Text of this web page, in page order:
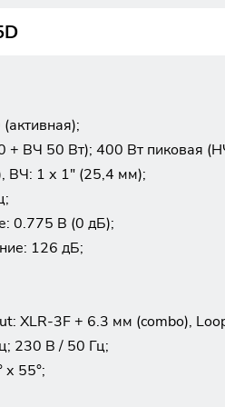
ВЧ 50 Вт); 400 Вт пиковая
ВЧ: 1 х 1" (25,4 мм);
0.775 В (0 дБ);
126 дБ;
XLR-3F + 6.3 мм (combo),
230 В / 50 Гц;
х 55°;